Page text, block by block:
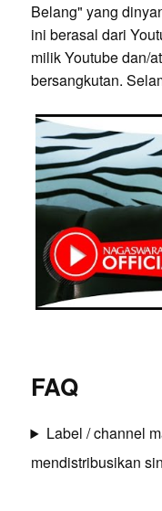
Belang" yang
ini berasal dari
milik Youtube dan/
bersangkutan.
FAQ
Label / channel
mendistribusikan